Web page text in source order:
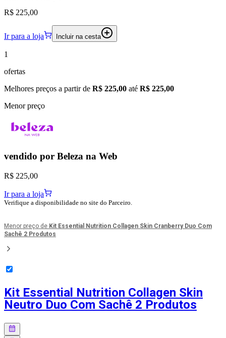
R$ 225,00
Ir para a loja Incluir na cesta
1
ofertas
Melhores preços a partir de R$ 225,00 até R$ 225,00
Menor preço
vendido por Beleza na Web
R$ 225,00
Ir para a loja
Verifique a disponibilidade no site do Parceiro.
Menor preço de Kit Essential Nutrition Collagen Skin Cranberry Duo Com
Sachê 2 Produtos
Kit Essential Nutrition Collagen Skin
Neutro Duo Com Sachê 2 Produtos